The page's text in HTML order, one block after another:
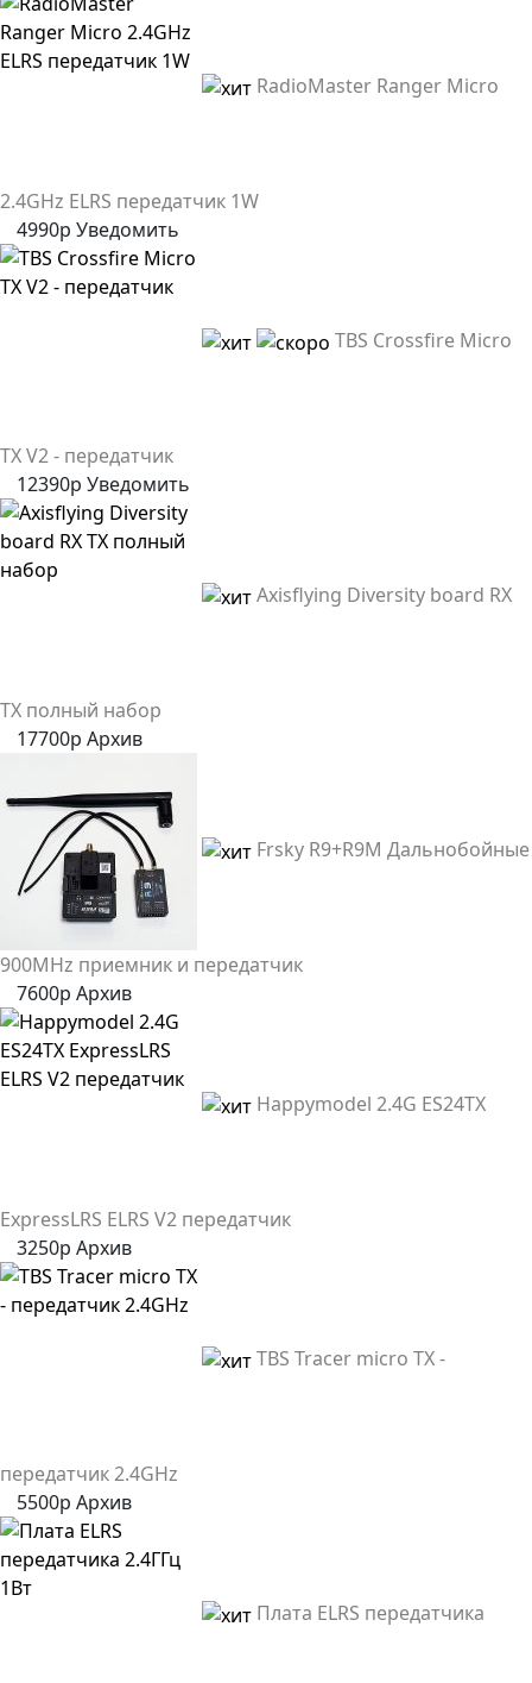
RadioMaster Ranger Micro
2.4GHz ELRS передатчик 1W
4990р Уведомить
TBS Crossfire Micro
TX V2 - передатчик
12390р Уведомить
Axisflying Diversity board RX
TX полный набор
17700р Архив
Frsky R9+R9M Дальнобойные
900MHz приемник и передатчик
7600р Архив
Happymodel 2.4G ES24TX
ExpressLRS ELRS V2 передатчик
3250р Архив
TBS Tracer micro TX -
передатчик 2.4GHz
5500р Архив
Плата ELRS передатчика